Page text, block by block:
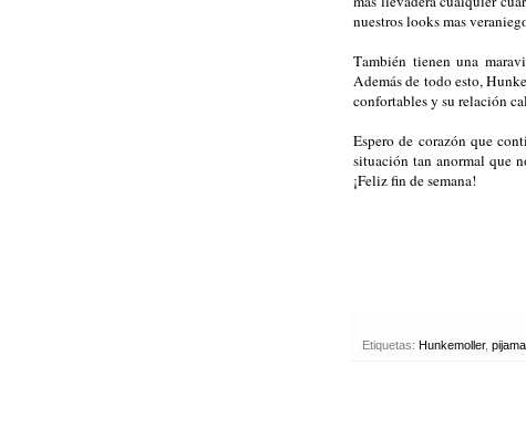
nuestros looks mas
También tienen una
Además de todo esto,
confortables y su relación
Espero de corazón que
situación tan anormal que
¡Feliz fin de semana!
Etiquetas: Hunkemoller,